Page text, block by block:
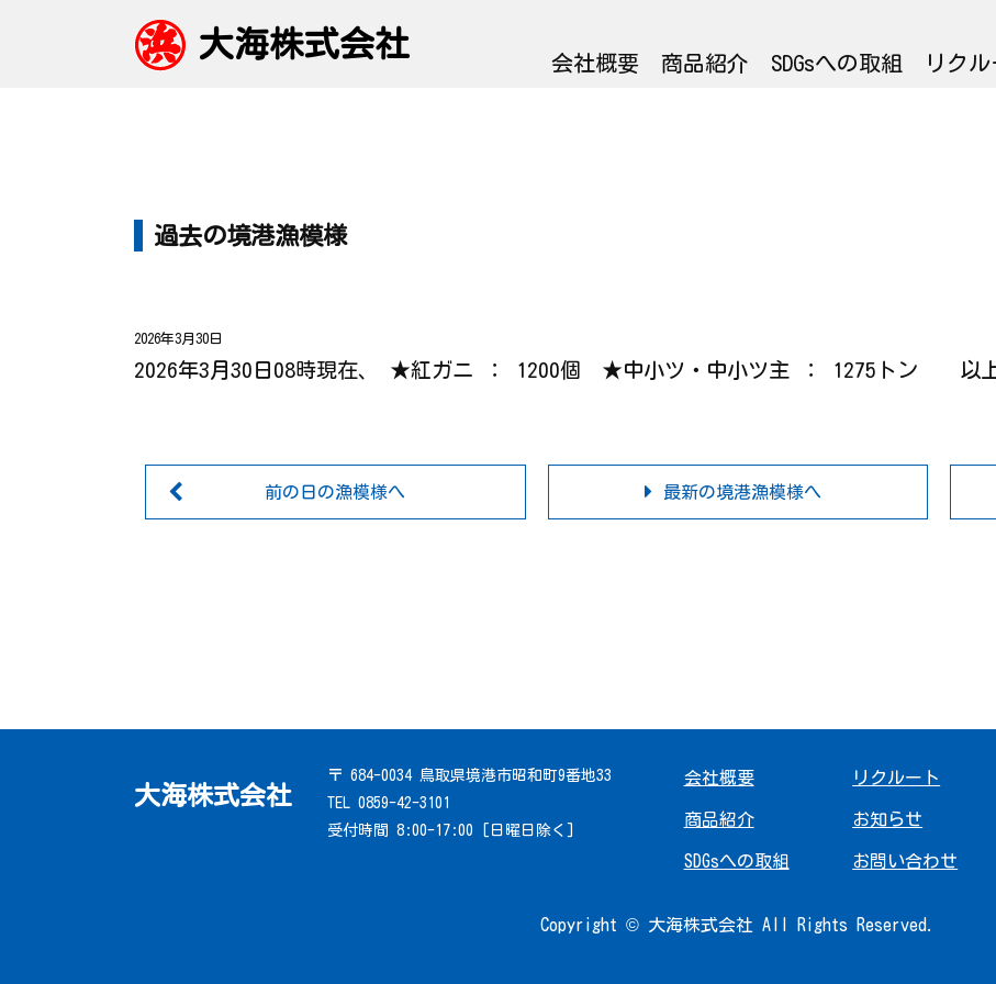
大海株式会社
会社概要 商品紹介 SDGsへの取組 リクル
過去の境港漁模様
2026年3月30日
2026年3月30日08時現在、 ★紅ガニ ： 1200個 ★中小ツ・中小ツ主 ： 1275トン 以上
前の日の漁模様へ 最新の境港漁模様へ
大海株式会社
〒 684-0034 鳥取県境港市昭和町9番地33
TEL 0859-42-3101
受付時間 8:00-17:00 [日曜日除く]
会社概要
商品紹介
SDGsへの取組
リクルート
お知らせ
お問い合わせ
Copyright © 大海株式会社 All Rights Reserved.